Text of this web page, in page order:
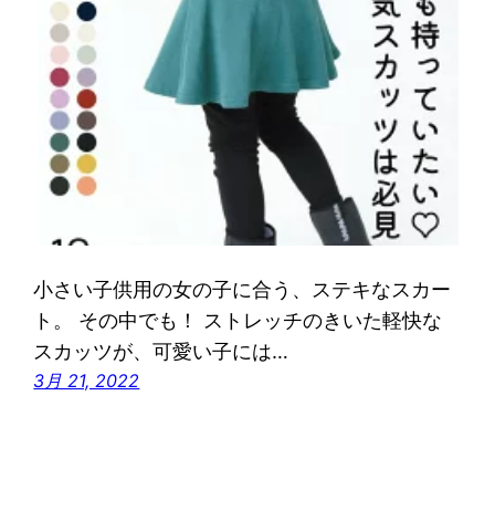
小さい子供用の女の子に合う、ステキなスカー
ト。 その中でも！ ストレッチのきいた軽快な
スカッツが、可愛い子には…
3月 21, 2022